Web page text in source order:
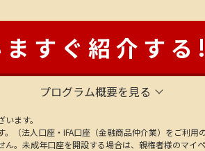
ますぐ紹介する!
プログラム概要を見る
ます。
（法人口座・IFA口座（金融商品仲介業）をご利用
。未成年口座を開設する場合は、親権者様のマイ